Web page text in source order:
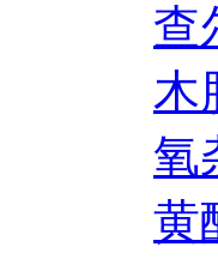
查
木
氧
黄